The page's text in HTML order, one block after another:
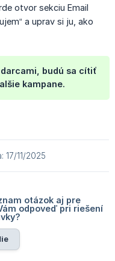
otvor sekciu Email
a uprav si ju, ako
budú sa cítiť
kampane.
17/11/2025
otázok aj pre
odpoveď pri riešení